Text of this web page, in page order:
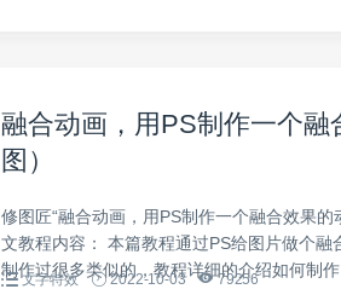
融合动画，用PS制作一个融
图）
修图匠“融合动画，用PS制作一个融合效果的
文教程内容： 本篇教程通过PS给图片做个
制作过很多类似的，教程详细的介绍如何制作
文字特效 2022-10-03
79256